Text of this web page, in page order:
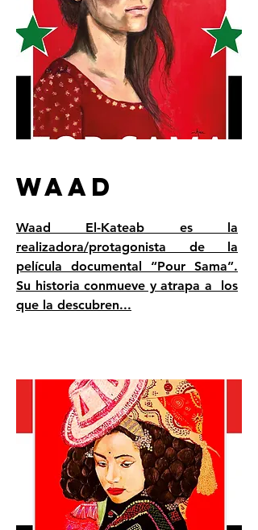
WAAD
Waad El-Kateab es la
realizadora/protagonista de la
película documental “Pour Sama”.
Su historia conmueve y atrapa a los
que la descubren...